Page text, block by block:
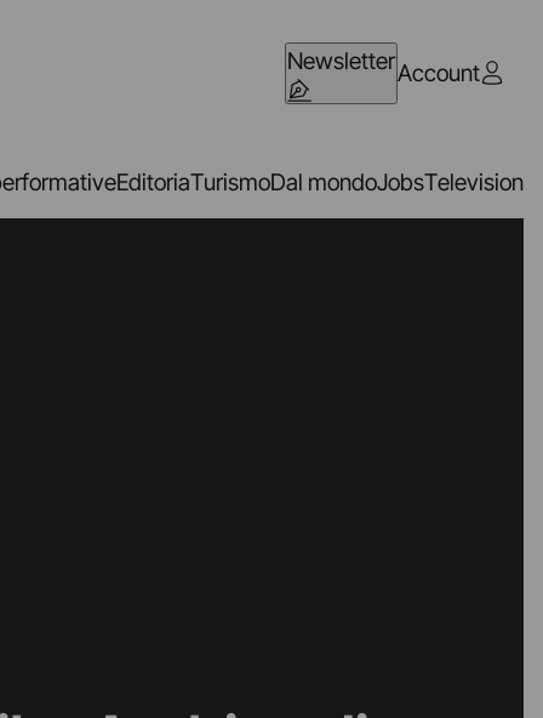
NewsletterAccount
EditoriaTurismoDal mondoJobsTelevision